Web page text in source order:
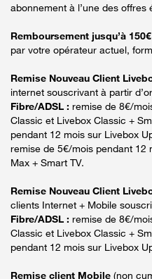
abonnement à l’une des offres
Remboursement jusqu’à 150€
par votre opérateur actuel,
Remise Nouveau Client
internet souscrivant à partir
Fibre/ADSL : remise de 8€/
Classic et Livebox Classic +
pendant 12 mois sur Livebox
remise de 5€/mois pendant 12
Max + Smart TV.
Remise Nouveau Client
clients Internet + Mobile
Fibre/ADSL : remise de 8€/
Classic et Livebox Classic +
pendant 12 mois sur Livebox
Remise client Mobile (non